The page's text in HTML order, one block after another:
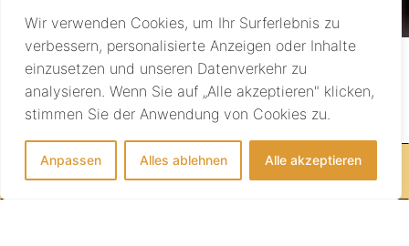
Wir verwenden Cookies, um Ihr Surferlebnis zu
verbessern, personalisierte Anzeigen oder Inhalte
einzusetzen und unseren Datenverkehr zu
analysieren. Wenn Sie auf „Alle akzeptieren" klicken,
stimmen Sie der Anwendung von Cookies zu.
Anpassen Alles ablehnen Alle akzeptieren
Südliches Afrika
ENTDECKEN SIE MIT SUNDOWNER
IHRE REISE BEGINNT HIER!